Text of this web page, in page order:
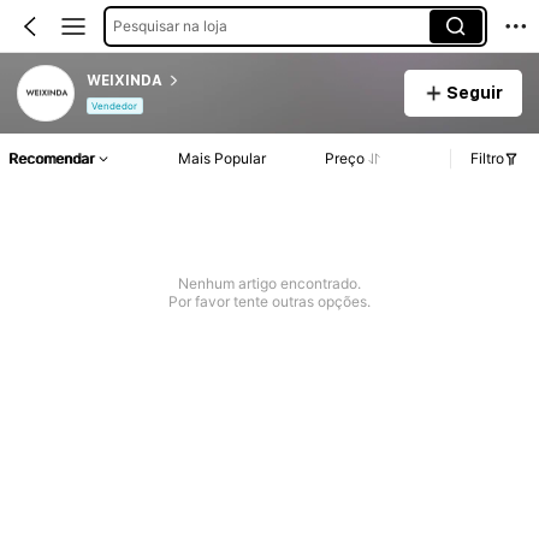
Pesquisar na loja
WEIXINDA
Vendedor
Seguir
Recomendar Mais Popular Preço Filtro
Nenhum artigo encontrado.
Por favor tente outras opções.